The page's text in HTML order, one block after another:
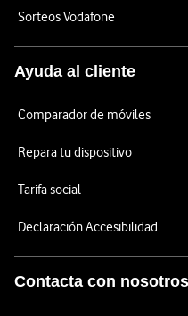
Sorteos Vodafone
Ayuda al cliente
Comparador de móviles
Repara tu dispositivo
Tarifa social
Declaración Accesibilidad
Contacta con nosotros